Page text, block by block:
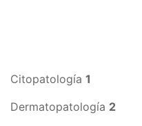
Citopatología 1
Dermatopatología 2